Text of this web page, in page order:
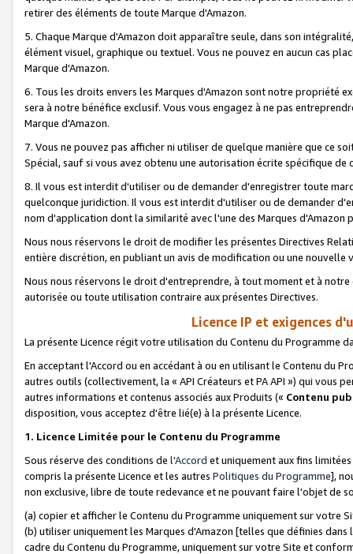
retirer des éléments de toute Marque d'Amazon.
5. Chaque Marque d'Amazon doit apparaître seule, dans son
élément visuel, graphique ou textuel. Vous ne pouvez en aucun cas
Marque d'Amazon.
6. Tous les droits envers les Marques d'Amazon sont notre propriété
sera à notre bénéfice exclusif. Vous vous engagez à ne pas
Marque d'Amazon.
7. Vous ne pouvez pas afficher ni utiliser de quelque manière que ce
Spécial, sauf si vous avez obtenu une autorisation écrite spécifique de
8. Il vous est interdit d'utiliser ou de demander d'enregistrer toute
quelconque juridiction. Il vous est interdit d'utiliser ou de demander
nom d'application dont la similarité avec l'une des Marques
Nous nous réservons le droit de modifier les présentes Directives
entière discrétion, en publiant un avis de modification ou une nouvelle
Nous nous réservons le droit d'entreprendre, à tout moment et à
autorisée ou toute utilisation contraire aux présentes Directives.
Licence IP et exigences
La présente Licence régit votre utilisation du Contenu du Programme
En acceptant l'Accord ou en accédant à ou en utilisant le Contenu du
autres outils (collectivement, la « API Créateurs et PA API ») qui vous
autres informations et contenus associés aux Produits (« Contenu
disposition, vous acceptez d'être lié(e) à la présente Licence.
1. Licence Limitée pour le Contenu du Programme
Sous réserve des conditions de l'Accord et uniquement aux fins
compris la présente Licence et les autres Politiques du Programme],
non exclusive, libre de toute redevance et ne pouvant faire l'objet de
(a) copier et afficher le Contenu du Programme uniquement sur votre
(b) utiliser uniquement les Marques d'Amazon [telles que définies dans
cadre du Contenu du Programme, uniquement sur votre Site et